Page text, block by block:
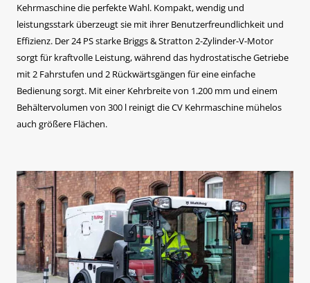
Kehrmaschine die perfekte Wahl. Kompakt, wendig und
leistungsstark überzeugt sie mit ihrer Benutzerfreundlichkeit und
Effizienz. Der 24 PS starke Briggs & Stratton 2-Zylinder-V-Motor
sorgt für kraftvolle Leistung, während das hydrostatische Getriebe
mit 2 Fahrstufen und 2 Rückwärtsgängen für eine einfache
Bedienung sorgt. Mit einer Kehrbreite von 1.200 mm und einem
Behältervolumen von 300 l reinigt die CV Kehrmaschine mühelos
auch größere Flächen.